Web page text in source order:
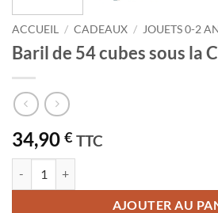
ACCUEIL / CADEAUX / JOUETS 0-2
Baril de 54 cubes sous la
34,90 € TTC
AJOUTER AU